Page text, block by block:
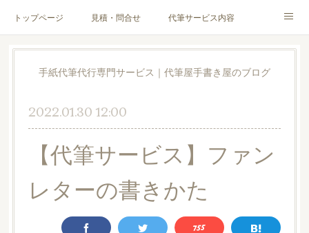
トップページ 見積・問合せ 代筆サービス内容
料金表 代筆サンプル 手紙文章作成代行サービス
ブログ お客様の声
Instagram
手紙代筆代行専門サービス｜代筆屋手書き屋のブログ
2022.01.30 12:00
【代筆サービス】ファン
レターの書きかた